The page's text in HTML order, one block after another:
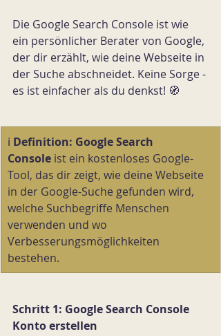
Die Google Search Console ist wie
ein persönlicher Berater von Google,
der dir erzählt, wie deine Webseite in
der Suche abschneidet. Keine Sorge -
es ist einfacher als du denkst! 🧭
ℹ️ Definition: Google Search
Console ist ein kostenloses Google-
Tool, das dir zeigt, wie deine Webseite
in der Google-Suche gefunden wird,
welche Suchbegriffe Menschen
verwenden und wo
Verbesserungsmöglichkeiten
bestehen.
Schritt 1: Google Search Console
Konto erstellen